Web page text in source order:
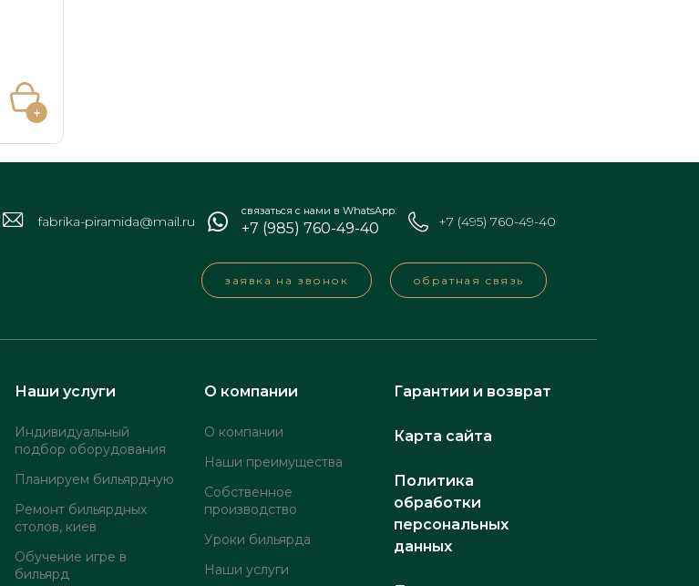
fabrika-piramida@mail.ru
связаться с нами в WhatsApp:
+7 (985) 760-49-40 +7 (495) 760-49-40
заявка на звонок обратная связь
Наши услуги
Индивидуальный
подбор оборудования
Планируем бильярдную
Ремонт бильярдных
столов, киев
Обучение игре в
бильярд
О компании
О компании
Наши преимущества
Собственное
производство
Уроки бильярда
Наши услуги
Гарантии и возврат
Карта сайта
Политика
обработки
персональных
данных